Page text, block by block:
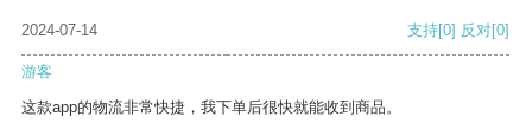
2024-07-14 支持[0] 反对[0]
游客
这款app的物流非常快捷，我下单后很快就能收到商品。